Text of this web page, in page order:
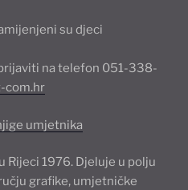
su djeci
na telefon 051-338-
com.hr
umjetnika
Rijeci 1976. Djeluje u polju
grafike, umjetničke